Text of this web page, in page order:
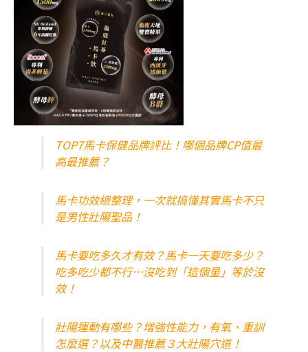
TOP7馬卡保健品牌評比！哪個品牌CP值最
高最推薦？
馬卡功效總整理，一次就搞懂其實馬卡不只
是男性壯陽聖品！
馬卡要吃多久才有效？馬卡一天要吃多少？
吃多吃少都不行…沒吃到「這個量」等於沒
效！
壯陽運動有哪些？增強性能力，有氧、重訓
怎麼選？以及中醫推薦３大壯陽穴道！